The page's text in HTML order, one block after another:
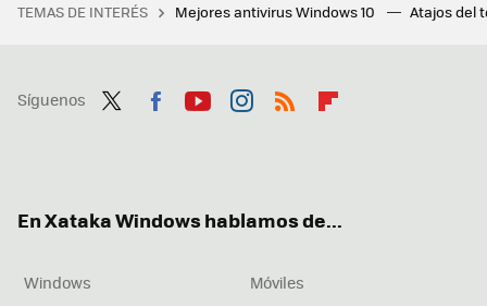
TEMAS DE INTERÉS Mejores antivirus Windows 10 Atajos del
Síguenos
En Xataka Windows hablamos de...
Windows
Móviles